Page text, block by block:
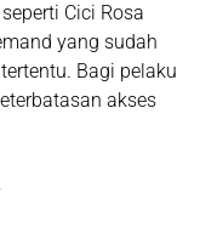
Cici Rosa
yang sudah
Bagi pelaku
akses